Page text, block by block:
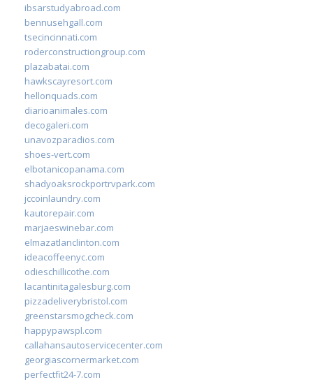
ibsarstudyabroad.com
bennusehgall.com
tsecincinnati.com
roderconstructiongroup.com
plazabatai.com
hawkscayresort.com
hellonquads.com
diarioanimales.com
decogaleri.com
unavozparadios.com
shoes-vert.com
elbotanicopanama.com
shadyoaksrockportrvpark.com
jccoinlaundry.com
kautorepair.com
marjaeswinebar.com
elmazatlanclinton.com
ideacoffeenyc.com
odieschillicothe.com
lacantinitagalesburg.com
pizzadeliverybristol.com
greenstarsmogcheck.com
happypawspl.com
callahansautoservicecenter.com
georgiascornermarket.com
perfectfit24-7.com